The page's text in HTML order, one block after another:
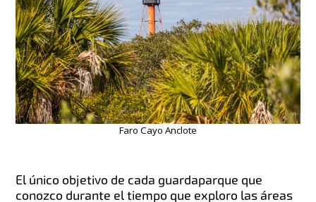
Faro Cayo Anclote
El único objetivo de cada guardaparque que
conozco durante el tiempo que exploro las áreas